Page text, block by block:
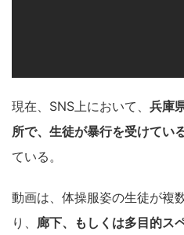
現在、SNS上において、 兵庫
所で、生徒が暴行を受けてい
ている。
動画は、体操服姿の生徒が複
り、 廊下、もしくは多目的ス